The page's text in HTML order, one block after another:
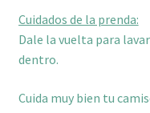
Cuidados de la prenda:
Dale la vuelta para
dentro.
Cuida muy bien tu